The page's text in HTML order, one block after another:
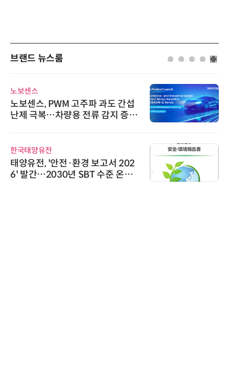
브랜드 뉴스룸
노보센스
노보센스, PWM 고주파 과도 간섭
난제 극복…차량용 전류 감지 증폭
한국태양유전
태양유전, '안전·환경 보고서 202
6' 발간…2030년 SBT 수준 온실